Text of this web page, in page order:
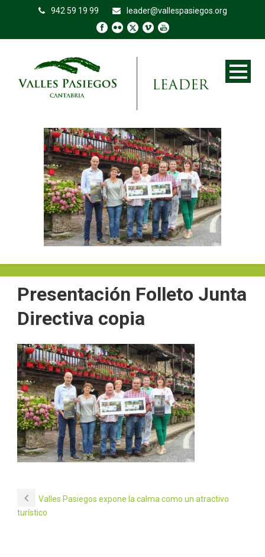
942 59 19 99 leader@vallespasiegos.org
Presentación Folleto Junta
Directiva copia
Valles Pasiegos expone la calma como un atractivo
turístico